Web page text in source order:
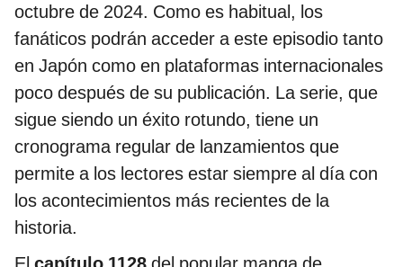
octubre de 2024. Como es habitual, los
fanáticos podrán acceder a este episodio tanto
en Japón como en plataformas internacionales
poco después de su publicación. La serie, que
sigue siendo un éxito rotundo, tiene un
cronograma regular de lanzamientos que
permite a los lectores estar siempre al día con
los acontecimientos más recientes de la
historia.